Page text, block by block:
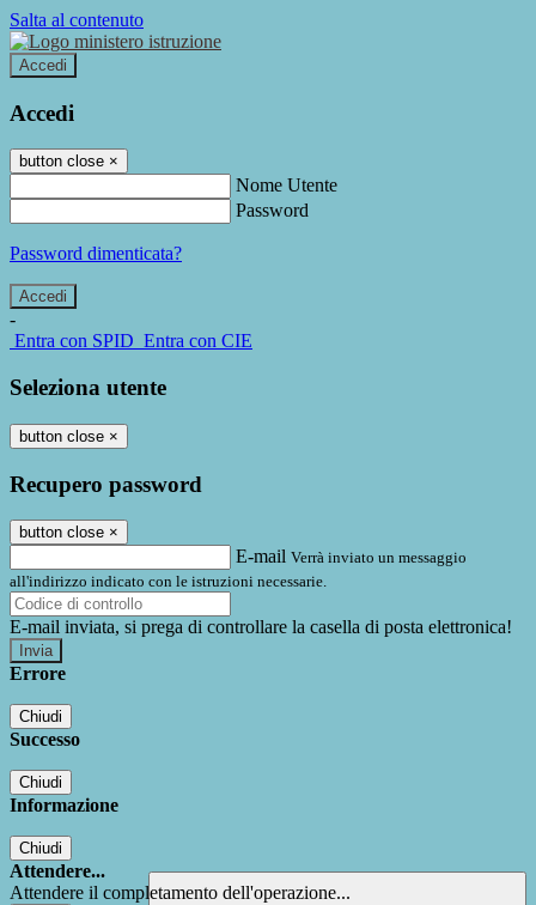
Salta al contenuto
Accedi
Accedi
button close ×
Nome Utente
Password
Password dimenticata?
-
Entra con SPID Entra con CIE
Seleziona utente
button close ×
Recupero password
button close ×
E-mail Verrà inviato un messaggio
all'indirizzo indicato con le istruzioni necessarie.
E-mail inviata, si prega di controllare la casella di posta elettronica!
Errore
Chiudi
Successo
Chiudi
Informazione
Chiudi
Attendere...
Attendere il completamento dell'operazione...